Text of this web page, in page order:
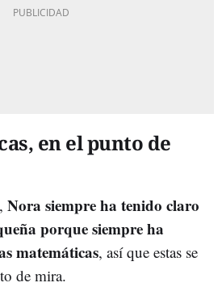
en el punto de
Nora siempre ha tenido claro
porque siempre ha
matemáticas, así que estas se
de mira.